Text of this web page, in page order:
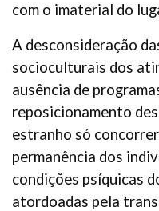
com o imaterial do
A desconsideração
socioculturais dos
ausência de
reposicionamento
estranho só
permanência dos
condições psíquicas
atordoadas pela